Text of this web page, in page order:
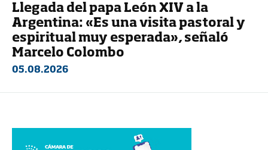
Llegada del papa León XIV a la
Argentina: «Es una visita pastoral y
espiritual muy esperada», señaló
Marcelo Colombo
05.08.2026